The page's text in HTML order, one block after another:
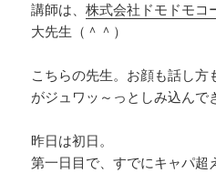
講師は、株式会社ドモドモコ
大先生（＾＾）
こちらの先生。お顔も話し方
がジュワッ～っとしみ込んで
昨日は初日。
第一日目で、すでにキャパ超